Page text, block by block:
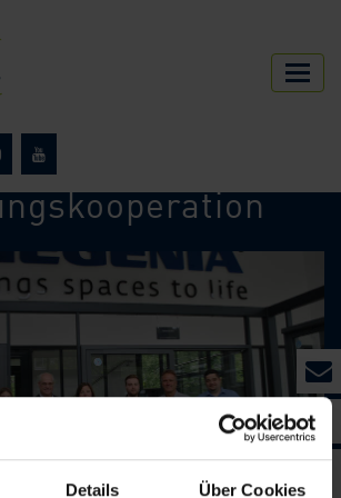
Details Über Cookies
News